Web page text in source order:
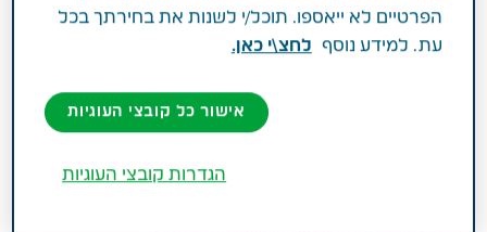
שתדעו לזהות את הסימנים שמשהו בכם קורא לעזרה
ותעצרו לטפל בעצמכם.
בניגוד לרופאים, אחיות ומטפלים מקצועיים שזמן הטיפול
שלהם בקשיש מוגבל למשמרת או ליום עבודה, אתם
אם פיזית אתם נוכחים לידו רק חלק מהזמן. יותר מזה
הפרטיים לא ייאספו. תוכל/י לשנות את בחירתך בכל
עת. למידע נוסף
לחצ\י כאן.
אישור כל קובצי העוגיות
הגדרות קובצי העוגיות